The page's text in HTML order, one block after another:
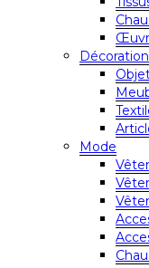
Décoration
Mode